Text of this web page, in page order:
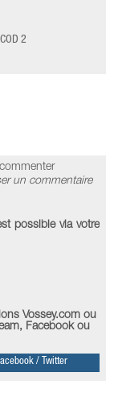
2
un commentaire
possible via votre
Vossey.com ou
Facebook ou
/ Twitter